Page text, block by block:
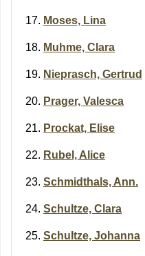
Moses, Lina
Muhme, Clara
Nieprasch, Gertrud
Prager, Valesca
Prockat, Elise
Rubel, Alice
Schmidthals, Ann.
Schultze, Clara
Schultze, Johanna